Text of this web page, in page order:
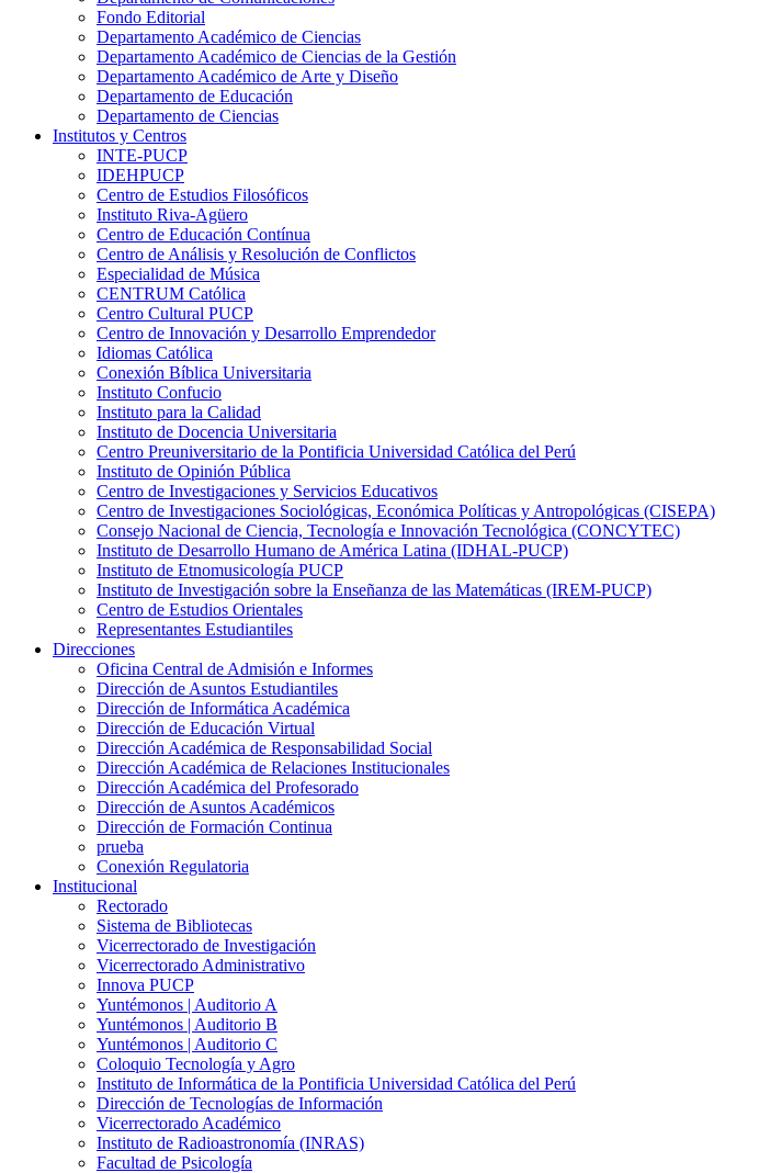
Fondo Editorial
Departamento Académico de Ciencias
Departamento Académico de Ciencias de la Gestión
Departamento Académico de Arte y Diseño
Departamento de Educación
Departamento de Ciencias
Institutos y Centros
INTE-PUCP
IDEHPUCP
Centro de Estudios Filosóficos
Instituto Riva-Agüero
Centro de Educación Contínua
Centro de Análisis y Resolución de Conflictos
Especialidad de Música
CENTRUM Católica
Centro Cultural PUCP
Centro de Innovación y Desarrollo Emprendedor
Idiomas Católica
Conexión Bíblica Universitaria
Instituto Confucio
Instituto para la Calidad
Instituto de Docencia Universitaria
Centro Preuniversitario de la Pontificia Universidad Católica del Perú
Instituto de Opinión Pública
Centro de Investigaciones y Servicios Educativos
Centro de Investigaciones Sociológicas, Económica Políticas y Antropológicas (CISEPA)
Consejo Nacional de Ciencia, Tecnología e Innovación Tecnológica (CONCYTEC)
Instituto de Desarrollo Humano de América Latina (IDHAL-PUCP)
Instituto de Etnomusicología PUCP
Instituto de Investigación sobre la Enseñanza de las Matemáticas (IREM-PUCP)
Centro de Estudios Orientales
Representantes Estudiantiles
Direcciones
Oficina Central de Admisión e Informes
Dirección de Asuntos Estudiantiles
Dirección de Informática Académica
Dirección de Educación Virtual
Dirección Académica de Responsabilidad Social
Dirección Académica de Relaciones Institucionales
Dirección Académica del Profesorado
Dirección de Asuntos Académicos
Dirección de Formación Continua
prueba
Conexión Regulatoria
Institucional
Rectorado
Sistema de Bibliotecas
Vicerrectorado de Investigación
Vicerrectorado Administrativo
Innova PUCP
Yuntémonos | Auditorio A
Yuntémonos | Auditorio B
Yuntémonos | Auditorio C
Coloquio Tecnología y Agro
Instituto de Informática de la Pontificia Universidad Católica del Perú
Dirección de Tecnologías de Información
Vicerrectorado Académico
Instituto de Radioastronomía (INRAS)
Facultad de Psicología